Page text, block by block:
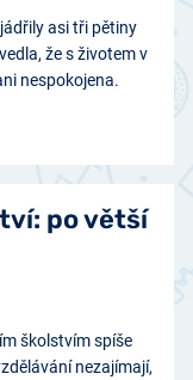
asi tři pětiny
že s životem v
nespokojena.
po větší
školstvím spíše
nezajímají,